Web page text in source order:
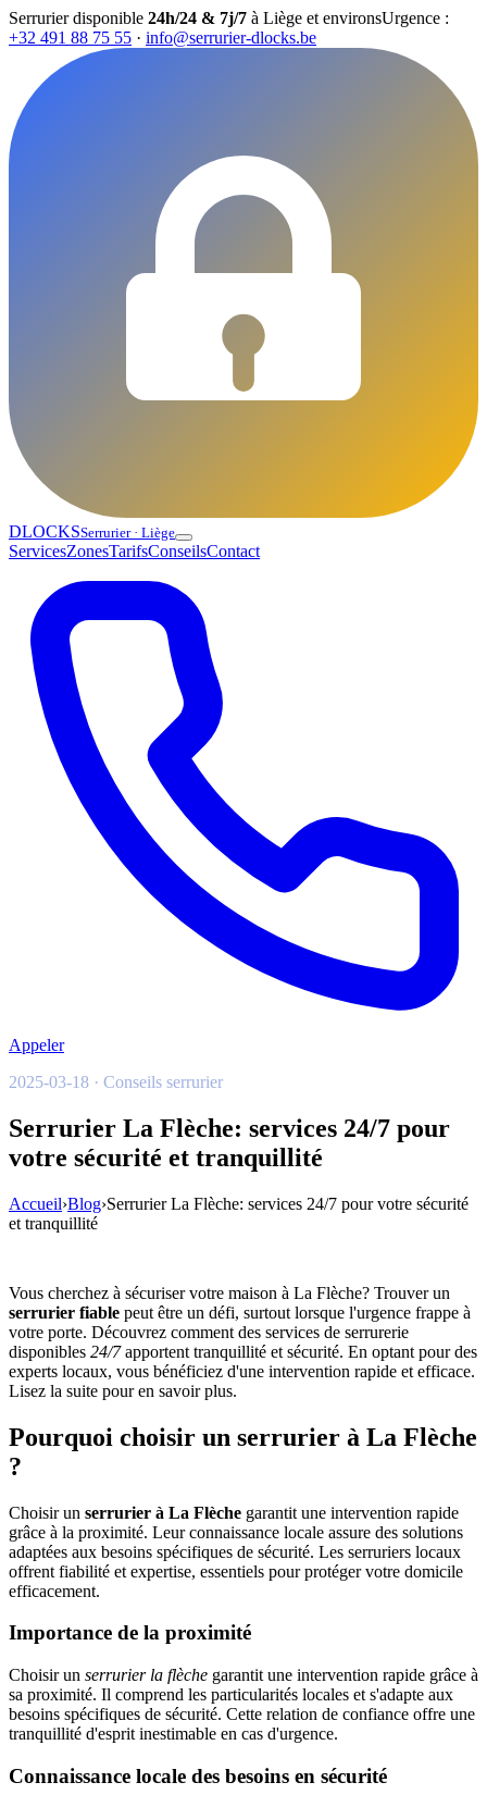
Serrurier disponible 24h/24 & 7j/7 à Liège et environsUrgence :
+32 491 88 75 55 · info@serrurier-dlocks.be
DLOCKSSerrurier · Liège
ServicesZonesTarifsConseilsContact
Appeler
2025-03-18 · Conseils serrurier
Serrurier La Flèche: services 24/7 pour
votre sécurité et tranquillité
Accueil›Blog›Serrurier La Flèche: services 24/7 pour votre sécurité
et tranquillité
Vous cherchez à sécuriser votre maison à La Flèche? Trouver un
serrurier fiable peut être un défi, surtout lorsque l'urgence frappe à
votre porte. Découvrez comment des services de serrurerie
disponibles 24/7apportent tranquillité et sécurité. En optant pour des
experts locaux, vous bénéficiez d'une intervention rapide et efficace.
Lisez la suite pour en savoir plus.
Pourquoi choisir un serrurier à La Flèche
?
Choisir un serrurier à La Flèche garantit une intervention rapide
grâce à la proximité. Leur connaissance locale assure des solutions
adaptées aux besoins spécifiques de sécurité. Les serruriers locaux
offrent fiabilité et expertise, essentiels pour protéger votre domicile
efficacement.
Importance de la proximité
Choisir un serrurier la flèche garantit une intervention rapide grâce à
sa proximité. Il comprend les particularités locales et s'adapte aux
besoins spécifiques de sécurité. Cette relation de confiance offre une
tranquillité d'esprit inestimable en cas d'urgence.
Connaissance locale des besoins en sécurité